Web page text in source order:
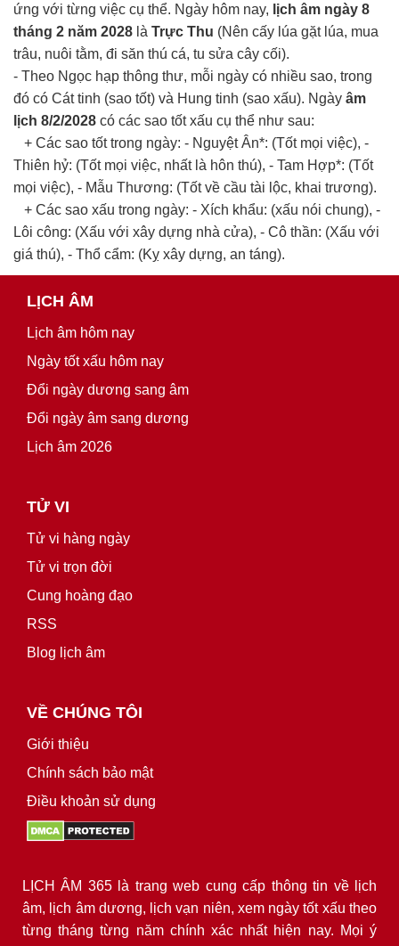
ứng với từng việc cụ thể. Ngày hôm nay, lịch âm ngày 8
tháng 2 năm 2028 là Trực Thu (Nên cấy lúa gặt lúa, mua
trâu, nuôi tằm, đi săn thú cá, tu sửa cây cối).
- Theo Ngọc hạp thông thư, mỗi ngày có nhiều sao, trong
đó có Cát tinh (sao tốt) và Hung tinh (sao xấu). Ngày âm
lịch 8/2/2028 có các sao tốt xấu cụ thể như sau:
+ Các sao tốt trong ngày: - Nguyệt Ân*: (Tốt mọi việc), -
Thiên hỷ: (Tốt mọi việc, nhất là hôn thú), - Tam Hợp*: (Tốt
mọi việc), - Mẫu Thương: (Tốt về cầu tài lộc, khai trương).
+ Các sao xấu trong ngày: - Xích khẩu: (xấu nói chung), -
Lôi công: (Xấu với xây dựng nhà cửa), - Cô thần: (Xấu với
giá thú), - Thổ cẩm: (Kỵ xây dựng, an táng).
LỊCH ÂM
Lịch âm hôm nay
Ngày tốt xấu hôm nay
Đổi ngày dương sang âm
Đổi ngày âm sang dương
Lịch âm 2026
TỬ VI
Tử vi hàng ngày
Tử vi trọn đời
Cung hoàng đạo
RSS
Blog lịch âm
VỀ CHÚNG TÔI
Giới thiệu
Chính sách bảo mật
Điều khoản sử dụng
LỊCH ÂM 365 là trang web cung cấp thông tin về lịch
âm, lịch âm dương, lịch vạn niên, xem ngày tốt xấu theo
từng tháng từng năm chính xác nhất hiện nay. Mọi ý